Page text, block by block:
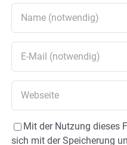
Mit der Nutzung dieses
sich mit der Speicherung